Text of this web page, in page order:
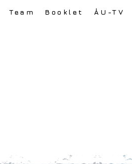
Team Booklet ÅU-TV